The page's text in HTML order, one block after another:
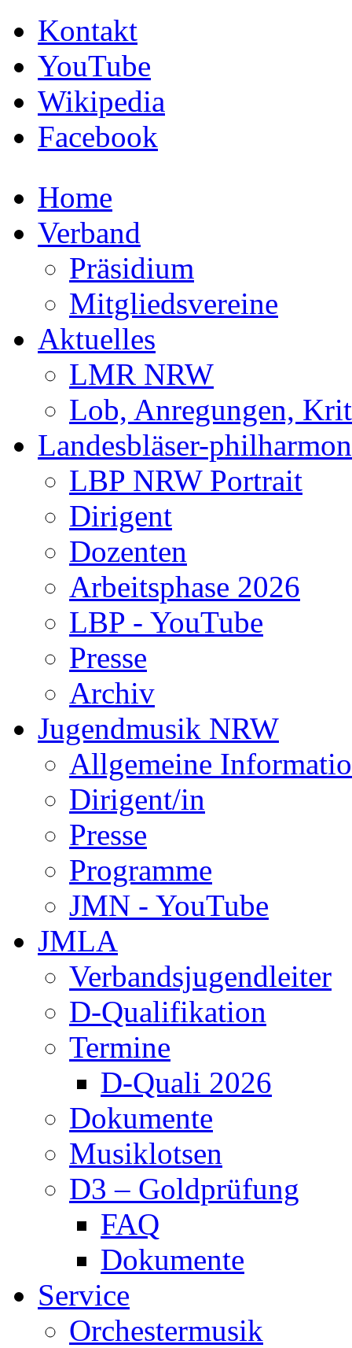
Kontakt
YouTube
Wikipedia
Facebook
Home
Verband
Präsidium
Mitgliedsvereine
Aktuelles
LMR NRW
Lob, Anregungen,
Landesbläser-
LBP NRW Portrait
Dirigent
Dozenten
Arbeitsphase 2026
LBP - YouTube
Presse
Archiv
Jugendmusik NRW
Allgemeine
Dirigent/in
Presse
Programme
JMN - YouTube
JMLA
Verbandsjugendleiter
D-Qualifikation
Termine
D-Quali 2026
Dokumente
Musiklotsen
D3 – Goldprüfung
FAQ
Dokumente
Service
Orchestermusik